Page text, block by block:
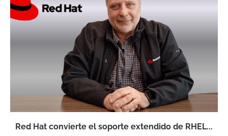
Red Hat convierte el soporte extendido de RHEL...